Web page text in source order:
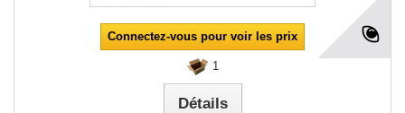
Connectez-vous pour voir les prix
1
Détails